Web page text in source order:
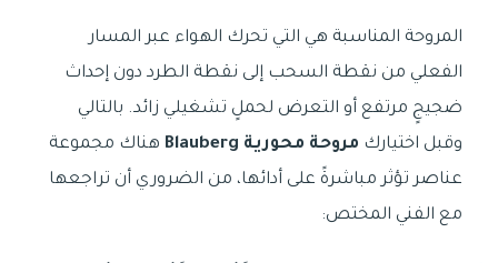
المروحة المناسبة هي التي تحرك الهواء عبر المسار
الفعلي من نقطة السحب إلى نقطة الطرد دون إحداث
ضجيجٍ مرتفع أو التعرض لحملٍ تشغيلي زائد. بالتالي
وقبل اختيارك مروحة محورية Blauberg
هناك مجموعة
عناصر تؤثر مباشرةً على أدائها، من الضروري أن تراجعها
مع الفني المختص: